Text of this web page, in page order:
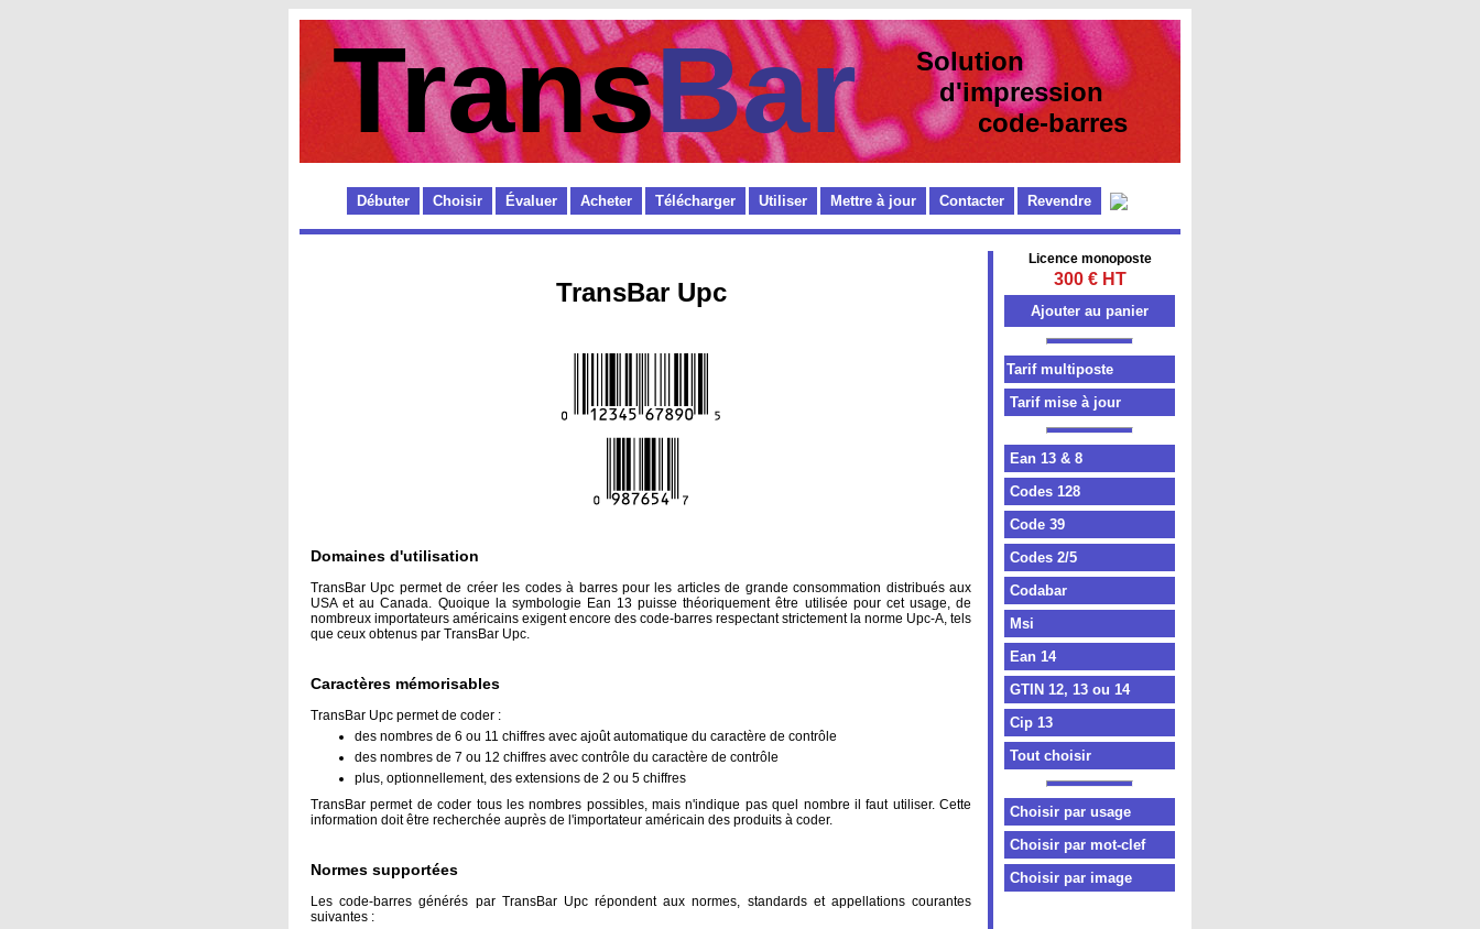
TransBar
Solution
d'impression
code-barres
Débuter Choisir Évaluer Acheter Télécharger Utiliser Mettre à jour Contacter Revendre
TransBar Upc
Domaines d'utilisation
TransBar Upc permet de créer les codes à barres pour les articles de grande consommation distribués aux
USA et au Canada. Quoique la symbologie Ean 13 puisse théoriquement être utilisée pour cet usage, de
nombreux importateurs américains exigent encore des code-barres respectant strictement la norme Upc-A, tels
que ceux obtenus par TransBar Upc.
Caractères mémorisables
TransBar Upc permet de coder :
des nombres de 6 ou 11 chiffres avec ajoût automatique du caractère de contrôle
des nombres de 7 ou 12 chiffres avec contrôle du caractère de contrôle
plus, optionnellement, des extensions de 2 ou 5 chiffres
TransBar permet de coder tous les nombres possibles, mais n'indique pas quel nombre il faut utiliser. Cette
information doit être recherchée auprès de l'importateur américain des produits à coder.
Normes supportées
Les code-barres générés par TransBar Upc répondent aux normes, standards et appellations courantes
suivantes :
Licence monoposte
300 € HT
Tarif mise à jour
Ean 13 & 8
Codes 128
Code 39
Codes 2/5
Codabar
Msi
Ean 14
GTIN 12, 13 ou 14
Cip 13
Tout choisir
Choisir par usage
Choisir par mot-clef
Choisir par image